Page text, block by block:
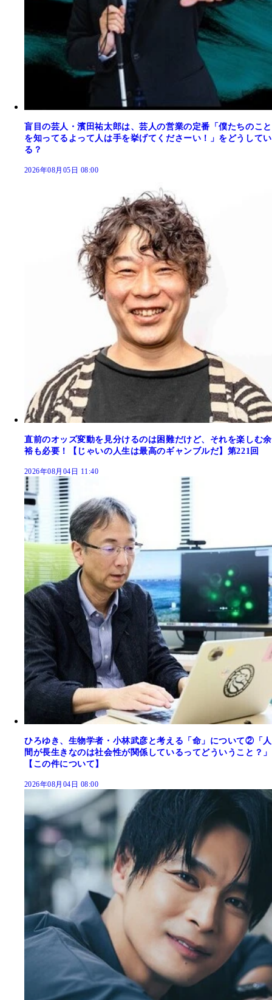
盲目の芸人・濱田祐太郎は、芸人の営業の定番「僕たちのこと
を知ってるよって人は手を挙げてくださーい！」をどうしてい
る？
2026年08月05日 08:00
直前のオッズ変動を見分けるのは困難だけど、それを楽しむ余
裕も必要！【じゃいの人生は最高のギャンブルだ】第221回
2026年08月04日 11:40
ひろゆき、生物学者・小林武彦と考える「命」について②「人
間が長生きなのは社会性が関係しているってどういうこと？」
【この件について】
2026年08月04日 08:00